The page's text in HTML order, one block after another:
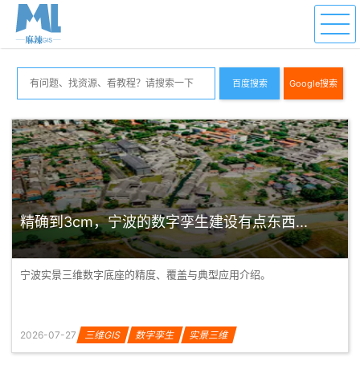
百度搜索 Google搜索
精确到3cm，宁波的数字孪生建设有点东西...
宁波实景三维数字底座的精度、覆盖与典型应用介绍。
2026-07-27 三维GIS 数字孪生 实景三维